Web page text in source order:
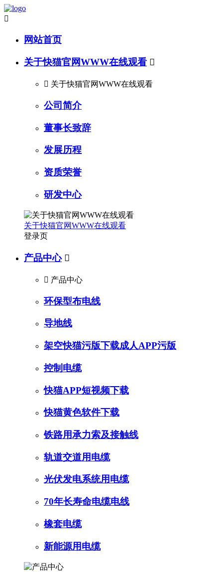

网站首页
关于快猫官网WWW在线观看 
 关于快猫官网WWW在线观看
公司简介
董事长致辞
发展历程
资质荣誉
研发中心
关于快猫官网WWW在线观看
登录页
产品中心 
 产品中心
环保型布电线
导地线
架空快猫污版下载成人APP污版
控制电缆
快猫APP短视频下载
快猫黄色软件下载
铁路用承力索及接触线
轨道交道用电缆
光伏发电系统用电缆
70年长寿命电缆电线
橡套电缆
新能源用电缆